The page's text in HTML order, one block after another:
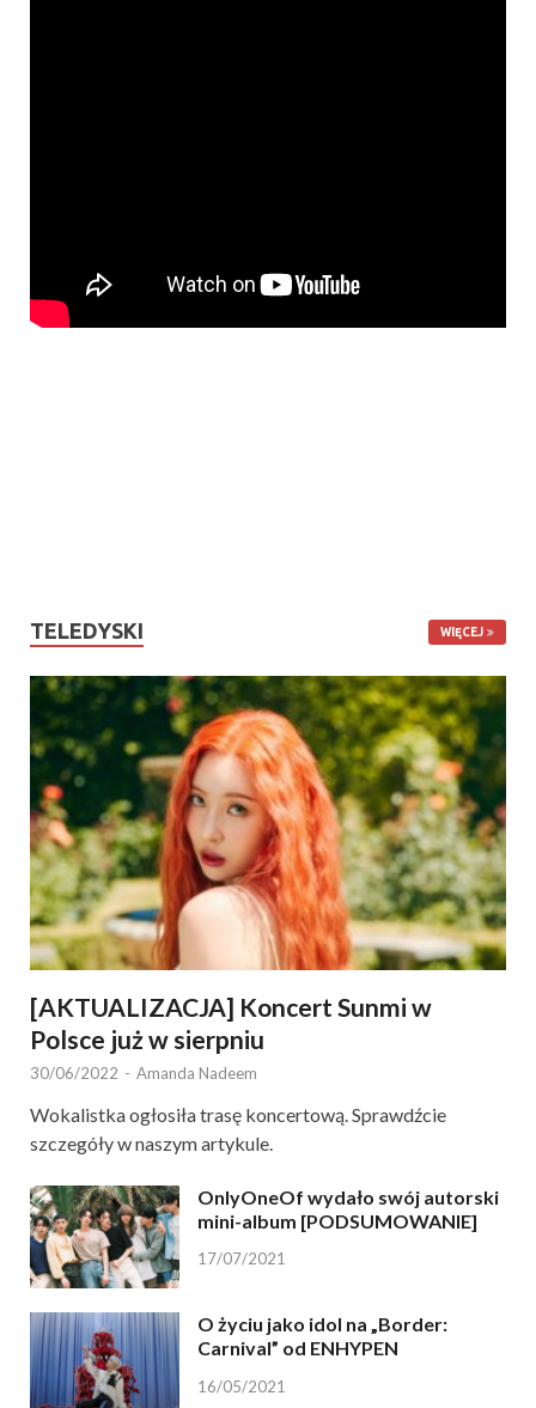
TELEDYSKI WIĘCEJ
[AKTUALIZACJA] Koncert Sunmi w
Polsce już w sierpniu
30/06/2022 - Amanda Nadeem
Wokalistka ogłosiła trasę koncertową. Sprawdźcie
szczegóły w naszym artykule.
OnlyOneOf wydało swój autorski
mini-album [PODSUMOWANIE]
17/07/2021
O życiu jako idol na „Border:
Carnival” od ENHYPEN
16/05/2021